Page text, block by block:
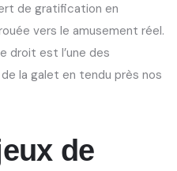
de gratification en
vers le amusement réel.
droit est l’une des
la galet en tendu près nos
de